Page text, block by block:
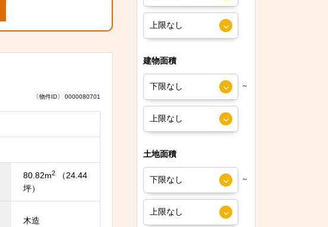
〔物件ID〕 0000080701
80.82m2
（24.44
坪）
木造
建物面積
～
土地面積
～